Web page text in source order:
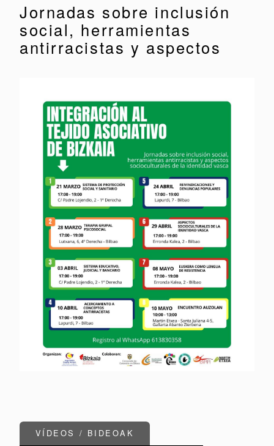
Jornadas sobre inclusión
social, herramientas
antirracistas y aspectos
VÍDEOS / BIDEOAK